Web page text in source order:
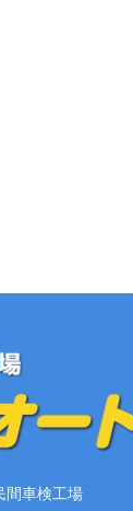
間車検工場